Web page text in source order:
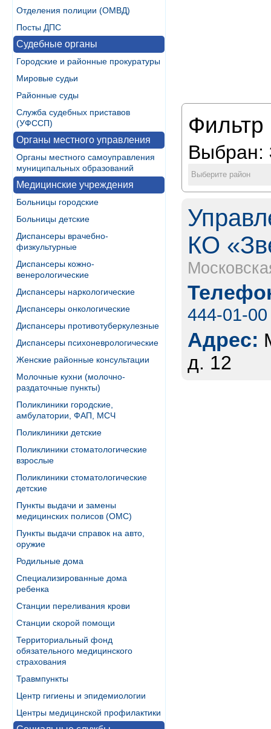
Отделения полиции (ОМВД)
Посты ДПС
Судебные органы
Городские и районные прокуратуры
Мировые судьи
Районные суды
Служба судебных приставов
(УФССП)
Органы местного управления
Органы местного самоуправления
муниципальных образований
Медицинские учреждения
Больницы городские
Больницы детские
Диспансеры врачебно-
физкультурные
Диспансеры кожно-
венерологические
Диспансеры наркологические
Диспансеры онкологические
Диспансеры противотуберкулезные
Диспансеры психоневрологические
Женские районные консультации
Молочные кухни (молочно-
раздаточные пункты)
Поликлиники городские,
амбулатории, ФАП, МСЧ
Поликлиники детские
Поликлиники стоматологические
взрослые
Поликлиники стоматологические
детские
Пункты выдачи и замены
медицинских полисов (ОМС)
Пункты выдачи справок на авто,
оружие
Родильные дома
Специализированные дома
ребенка
Станции переливания крови
Станции скорой помощи
Территориальный фонд
обязательного медицинского
страхования
Травмпункты
Центр гигиены и эпидемиологии
Центры медицинской профилактики
Фильтр
Выбран:
Выберите район
КО
444-01-00
Адрес:
д. 12